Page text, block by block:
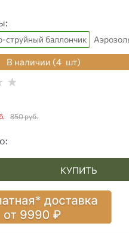
струйный баллончик
В наличии (4 шт)
850 руб.
КУПИТЬ